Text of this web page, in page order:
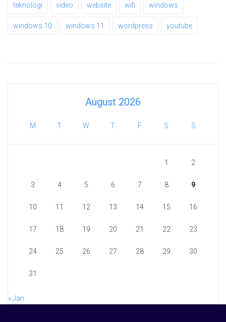
teknologi video website wifi windows
windows 10 windows 11 wordpress youtube
August 2026
M T W T F S S
1 2
3 4 5 6 7 8 9
10 11 12 13 14 15 16
17 18 19 20 21 22 23
24 25 26 27 28 29 30
31
« Jan